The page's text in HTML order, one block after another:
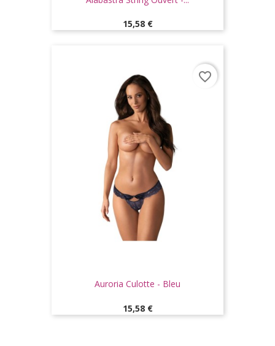
Prix
15,58 €
Auroria Culotte - Bleu
Prix
15,58 €
favorite_border